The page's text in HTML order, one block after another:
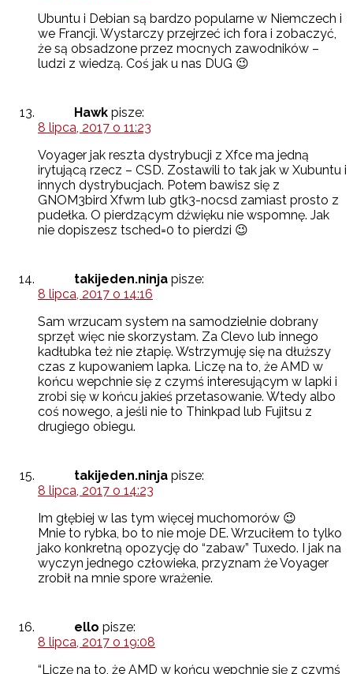
Ubuntu i Debian są bardzo popularne w Niemczech i
we Francji. Wystarczy przejrzeć ich fora i zobaczyć,
że są obsadzone przez mocnych zawodników –
ludzi z wiedzą. Coś jak u nas DUG 😉
Hawk pisze:
8 lipca, 2017 o 11:23
Voyager jak reszta dystrybucji z Xfce ma jedną
irytującą rzecz – CSD. Zostawili to tak jak w Xubuntu i
innych dystrybucjach. Potem bawisz się z
GNOM3bird Xfwm lub gtk3-nocsd zamiast prosto z
pudełka. O pierdzącym dźwięku nie wspomnę. Jak
nie dopiszesz tsched=0 to pierdzi 😉
takijeden.ninja pisze:
8 lipca, 2017 o 14:16
Sam wrzucam system na samodzielnie dobrany
sprzęt więc nie skorzystam. Za Clevo lub innego
kadłubka też nie złapię. Wstrzymuję się na dłuższy
czas z kupowaniem lapka. Liczę na to, że AMD w
końcu wepchnie się z czymś interesującym w lapki i
zrobi się w końcu jakieś przetasowanie. Wtedy albo
coś nowego, a jeśli nie to Thinkpad lub Fujitsu z
drugiego obiegu.
takijeden.ninja pisze:
8 lipca, 2017 o 14:23
Im głębiej w las tym więcej muchomorów 😉
Mnie to rybka, bo to nie moje DE. Wrzuciłem to tylko
jako konkretną opozycję do “zabaw” Tuxedo. I jak na
wyczyn jednego człowieka, przyznam że Voyager
zrobił na mnie spore wrażenie.
ello pisze:
8 lipca, 2017 o 19:08
“Liczę na to, że AMD w końcu wepchnie się z czymś